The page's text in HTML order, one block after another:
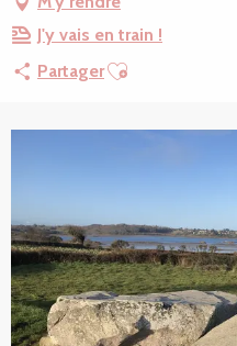
J'y vais en train !
PartagerAjouter aux favoris